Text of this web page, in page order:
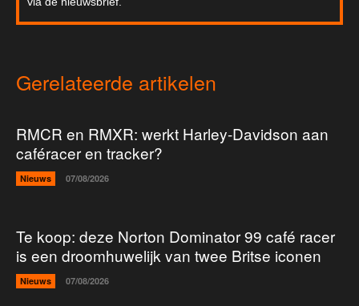
Gerelateerde artikelen
RMCR en RMXR: werkt Harley-Davidson aan
caféracer en tracker?
Nieuws 07/08/2026
Te koop: deze Norton Dominator 99 café racer
is een droomhuwelijk van twee Britse iconen
Nieuws 07/08/2026